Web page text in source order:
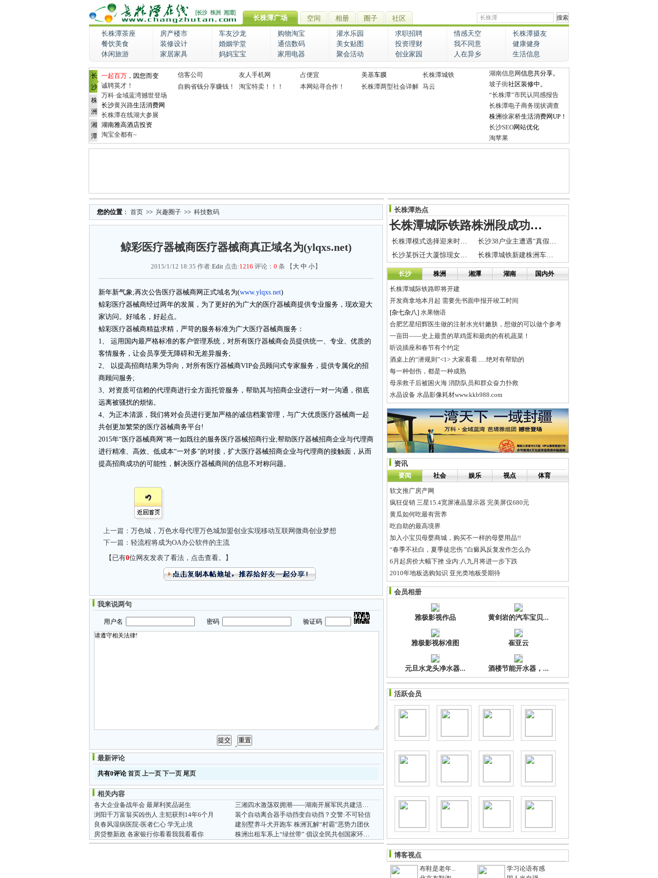
长株潭广场 空间 相册 圈子 社区
长株潭茶座 房产楼市 车友沙龙 购物淘宝 灌水乐园 求职招聘 情感天空
长株潭摄友
餐饮美食
装修设计 婚姻学堂 通信数码 美女贴图 投资理财 我不同意
健康健身
休闲旅游
家居家具 妈妈宝宝 家用电器 聚会活动 创业家园 人在异乡 生活信息
长
沙
株
洲
湘
潭
一起百万 ，因您而变
诚聘英才！
万科·金域蓝湾撼世登场
长沙黄兴路生活消费网
长株潭在线湖大参展
湖南雅高酒店投资
淘宝全都有~
信客公司 友人手机网 占便宜 美基车膜
长株潭城铁
自购省钱分享赚钱！
淘宝特卖！！！ 本网站寻合作！ 长株潭两型社会详解 马云
湖南信息网信息共分享。
坡子街社区装修中。
“长株潭”市民认同感报告
长株潭电子商务现状调查
株洲徐家桥生活消费网UP！
长沙SEO网站优化
淘苹果
您的位置 ： 首页 >> 兴趣圈子 >> 科技数码
鲸彩医疗器械商医疗器械商真正域名为(ylqxs.net)
2015/1/12 18:35 作者:Edit 点击:1216 评论： 0 条 【 大 中 小】
新年新气象;再次公告医疗器械商网正式域名为(www.ylqxs.net)
鲸彩医疗器械商经过两年的发展，为了更好的为广大的医疗器械商提供专业服务，现欢迎大
家访问。好域名，好起点。
鲸彩医疗器械商精益求精，严苛的服务标准为广大医疗器械商服务：
1、 运用国内最严格标准的客户管理系统，对所有医疗器械商会员提供统一、专业、优质的
客情服务，让会员享受无障碍和无差异服务;
2、 以提高招商结果为导向，对所有医疗器械商VIP会员顾问式专家服务，提供专属化的招
商顾问服务;
3、对资质可信赖的代理商进行全方面托管服务，帮助其与招商企业进行一对一沟通，彻底
远离被骚扰的烦恼。
4、为正本清源，我们将对会员进行更加严格的诚信档案管理，与广大优质医疗器械商一起
共创更加繁荣的医疗器械商务平台!
2015年“医疗器械商网”将一如既往的服务医疗器械招商行业;帮助医疗器械招商企业与代理商
进行精准、高效、低成本“一对多”的对接，扩大医疗器械招商企业与代理商的接触面，从而
提高招商成功的可能性，解决医疗器械商间的信息不对称问题。
上一篇： 万色城，万色水母代理万色城加盟创业实现移动互联网微商创业梦想
下一篇： 轻流程将成为OA办公软件的主流
【已有0位网友发表了看法，点击查看。】
我来说两句
用户名 密码 验证码
最新评论
共有0评论首页 上一页 下一页 尾页
相关内容
各大企业备战年会 最犀利奖品诞生
三湘四水激荡双拥潮——湖南开展军民共建活动综述
浏阳千万富翁买凶伤人 主犯获刑14年6个月
装个自动离合器手动挡变自动挡？交警:不可轻信
良春风湿病医院-医者仁心 学无止境
建别墅养斗犬开跑车 株洲瓦解“村霸”恶势力团伙
房贷整新政 各家银行你看看我我看看你
株洲出租车系上“绿丝带” 倡议全民共创国家环模城
长株潭热点
长株潭城际铁路株洲段成功预制首片箱梁
长株潭模式选择迎来时间窗 模式选择迫在眉睫
长沙38户业主遭遇“真假网通”迷局 650元/年老断线
长沙某拆迁大厦惊现女尸 旅行箱里装交往17年的女友
长株潭城铁新建株洲车辆段建成投产
长沙 株洲 湘潭 湖南 国内外
长株潭城际铁路即将开建
开发商拿地本月起 需要先书面申报开竣工时间
[杂七杂八] 水果物语
合肥艺星绍辉医生做的注射水光针嫩肤，想做的可以做个参考
一亩田——史上最贵的草鸡蛋和最肉的有机蔬菜！
听说插座和春节有个约定
酒桌上的“潜规则”<1> 大家看看......绝对有帮助的
每一种创伤，都是一种成熟
母亲救子后被困火海 消防队员和群众奋力扑救
水晶设备 水晶影像耗材www.kkb988.com
资讯
要闻
社会 娱乐 视点 体育
软文推广房产网
疯狂促销 三星15.4宽屏液晶显示器 完美屏仅680元
黄瓜如何吃最有营养
吃自助的最高境界
加入小宝贝母婴商城，购买不一样的母婴用品!!
“春季不祛白，夏季徒悲伤 ”白癜风反复发作怎么办
6月起房价大幅下挫 业内:八九月将进一步下跌
2010年地板选购知识 亚光类地板受期待
丈母娘考女婿
湖大贫困大学生变千万富翁的创业传奇
会员相册
雅极影视作品 黄剑岩的汽车宝贝...
雅极影视标准图 崔亚云
元旦水龙头净水器... 酒楼节能开水器，...
活跃会员
博客视点
布鞋是老年...
学习论语有感